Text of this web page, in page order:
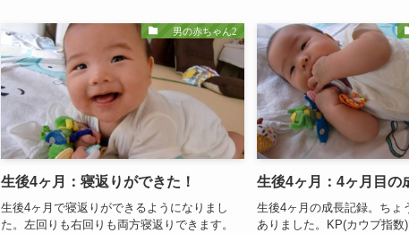
男の赤ちゃん2
生後4ヶ月：寝返りができた！
生後4ヶ月で寝返りができるようになりまし
た。左回りも右回りも両方寝返りできます。
生後4ヶ月：4ヶ月目の
生後4ヶ月の成長記録。ちょ
ありました。KP(カウプ指数